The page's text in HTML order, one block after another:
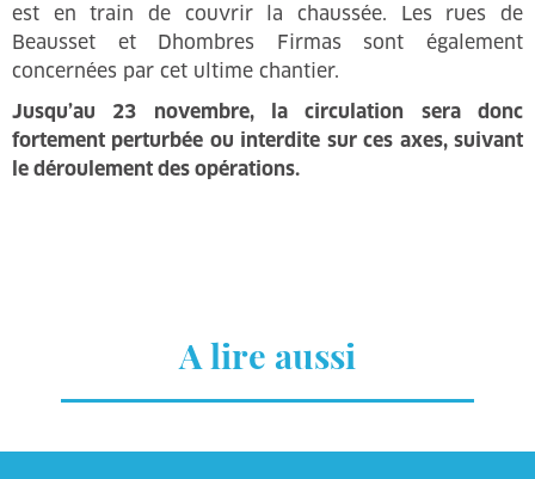
est en train de couvrir la chaussée. Les rues de
Beausset et Dhombres Firmas sont également
concernées par cet ultime chantier.
Jusqu’au 23 novembre, la circulation sera donc
fortement perturbée ou interdite sur ces axes, suivant
le déroulement des opérations.
A lire aussi